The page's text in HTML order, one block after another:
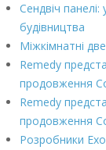
Сендвіч
будівництва
Міжкімнатні
Remedy
продовження
Remedy
продовження
Розробники